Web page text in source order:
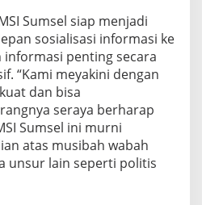
1
9
Sumsel siap menjadi
sosialisasi informasi ke
penting secara
“Kami meyakini dengan
dan bisa
seraya berharap
Sumsel ini murni
atas musibah wabah
unsur lain seperti politis